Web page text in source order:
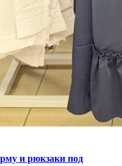
и рюкзаки под